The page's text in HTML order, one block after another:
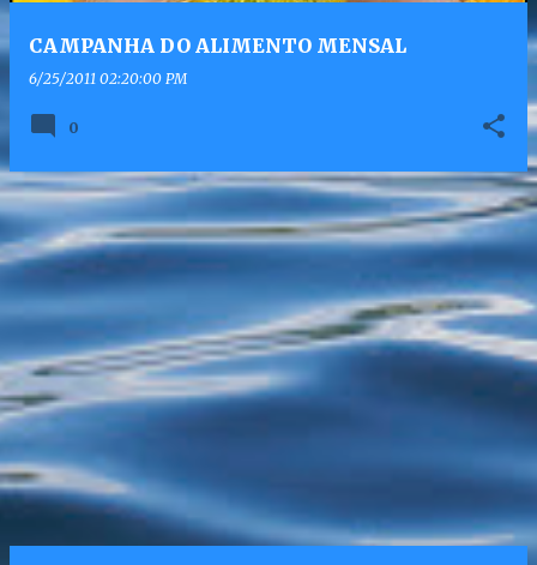
CAMPANHA DO ALIMENTO MENSAL
6/25/2011 02:20:00 PM
0